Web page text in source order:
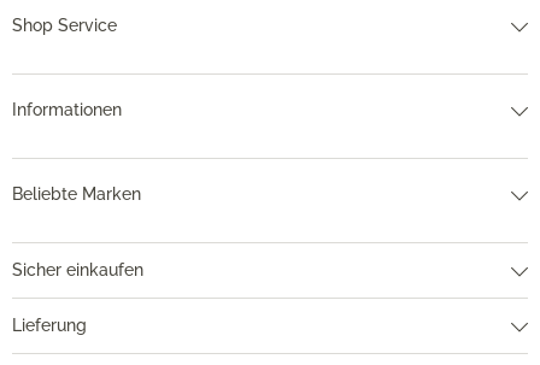
Shop Service
Informationen
Beliebte Marken
Sicher einkaufen
Lieferung